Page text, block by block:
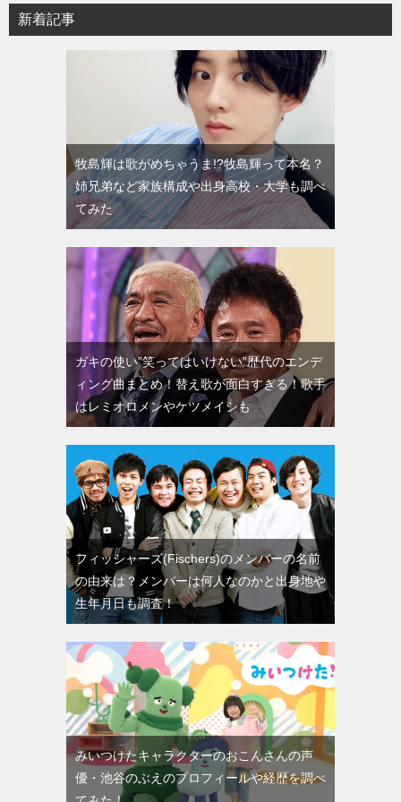
新着記事
牧島輝は歌がめちゃうま!?牧島輝って本名？
姉兄弟など家族構成や出身高校・大学も調べ
てみた
ガキの使い”笑ってはいけない”歴代のエンデ
ィング曲まとめ！替え歌が面白すぎる！歌手
はレミオロメンやケツメイシも
フィッシャーズ(Fischers)のメンバーの名前
の由来は？メンバーは何人なのかと出身地や
生年月日も調査！
みいつけたキャラクターのおこんさんの声
優・池谷のぶえのプロフィールや経歴を調べ